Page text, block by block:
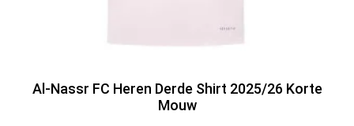
Al-Nassr FC Heren Derde Shirt 2025/26 Korte
Mouw